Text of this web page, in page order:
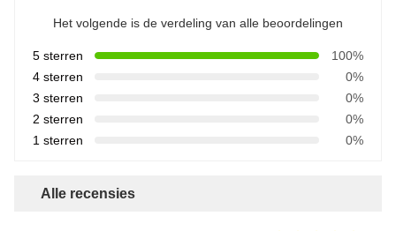
Het volgende is de verdeling van alle beoordelingen
5 sterren
100%
4 sterren
0%
3 sterren
0%
2 sterren
0%
1 sterren
0%
Alle recensies